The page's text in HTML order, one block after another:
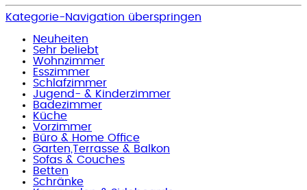
Kategorie-Navigation überspringen
Neuheiten
Sehr beliebt
Wohnzimmer
Esszimmer
Schlafzimmer
Jugend- & Kinderzimmer
Badezimmer
Küche
Vorzimmer
Büro & Home Office
Garten,Terrasse & Balkon
Sofas & Couches
Betten
Schränke